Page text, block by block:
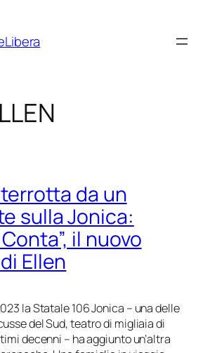
da un
sulla Jonica:
il nuovo
Ellen
la Statale 106 Jonica – una delle
del Sud, teatro di migliaia di
decenni – ha aggiunto un’altra